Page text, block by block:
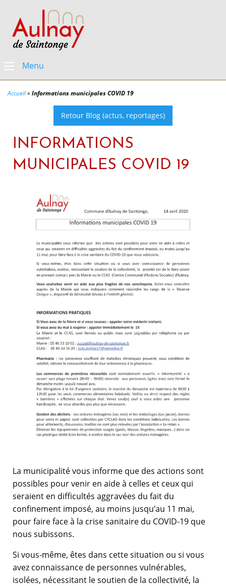
Menu
Accueil» Informations municipales COVID 19
Retour Blog (actus, reportages)
INFORMATIONS
MUNICIPALES COVID 19
La municipalité vous informe que des actions sont
possibles pour venir en aide à celles et ceux qui
seraient en difficultés aggravées du fait du
confinement imposé, au moins jusqu’au 11 mai,
pour faire face à la crise sanitaire du COVID-19 que
nous subissons.
Si vous-même, êtes dans cette situation ou si vous
avez connaissance de personnes vulnérables,
isolées, nécessitant le soutien de la collectivité, la